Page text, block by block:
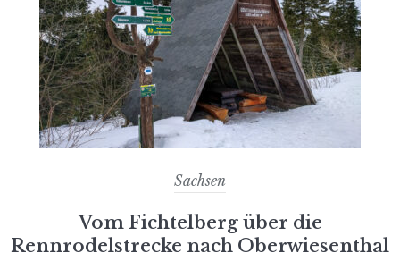
Sachsen
Vom Fichtelberg über die
Rennrodelstrecke nach Oberwiesenthal